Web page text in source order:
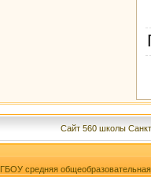
Сайт 560 школы
ГБОУ средняя